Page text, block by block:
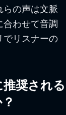
らの声は文脈
合わせて音調
でリスナーの
奨される